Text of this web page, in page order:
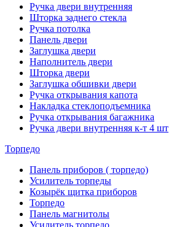
Ручка двери внутренняя
Шторка заднего стекла
Ручка потолка
Панель двери
Заглушка двери
Наполнитель двери
Шторка двери
Заглушка обшивки двери
Ручка открывания капота
Накладка стеклоподъемника
Ручка открывания багажника
Ручка двери внутренняя к-т 4 шт
Торпедо
Панель приборов ( торпедо)
Усилитель торпеды
Козырёк щитка приборов
Торпедо
Панель магнитолы
Усилитель торпедо